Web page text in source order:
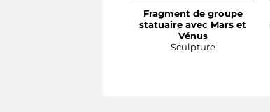
Fragment de groupe
statuaire avec Mars et
Vénus
Sculpture